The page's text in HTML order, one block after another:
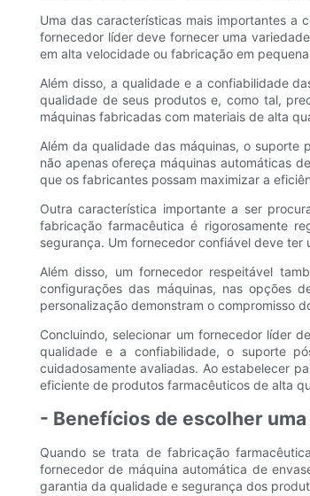
Uma das características mais importantes a
fornecedor líder deve fornecer uma
em alta velocidade ou fabricação em
Além disso, a qualidade e a confiabilidade
qualidade de seus produtos e, como tal,
máquinas fabricadas com materiais de alta
Além da qualidade das máquinas, o
não apenas ofereça máquinas automáticas
que os fabricantes possam maximizar a
Outra característica importante a ser
fabricação farmacêutica é rigorosamente
segurança. Um fornecedor confiável deve
Além disso, um fornecedor respeitável
configurações das máquinas, nas opções
personalização demonstram o compromisso
Concluindo, selecionar um fornecedor líder
qualidade e a confiabilidade, o suporte
cuidadosamente avaliadas. Ao estabelecer
eficiente de produtos farmacêuticos de alta
- Benefícios de escolher
Quando se trata de fabricação
fornecedor de máquina automática de
garantia da qualidade e segurança dos